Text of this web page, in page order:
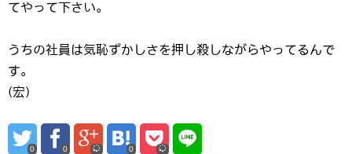
てやって下さい。
うちの社員は気恥ずかしさを押し殺しながらやってるんで
す。
(宏)
0 0 0